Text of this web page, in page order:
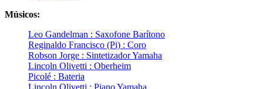
Músicos:
Leo Gandelman : Saxofone Barítono
Reginaldo Francisco (Pi) : Coro
Robson Jorge : Sintetizador Yamaha
Lincoln Olivetti : Oberheim
Picolé : Bateria
Lincoln Olivetti : Piano Yamaha